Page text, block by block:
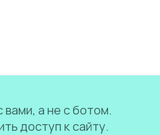
а не с ботом.
доступ к сайту.